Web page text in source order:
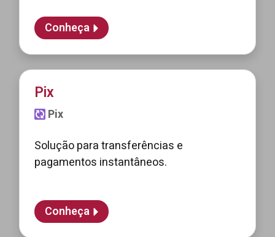
Conheça
Pix
Pix
Solução para transferências e
pagamentos instantâneos.
Conheça